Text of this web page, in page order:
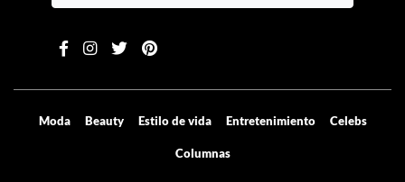
Moda Beauty Estilo de vida Entretenimiento Celebs
Columnas